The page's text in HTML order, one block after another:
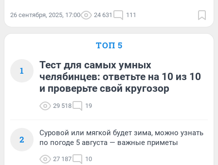
26 сентября, 2025, 17:00 24 631 111
ТОП 5
1
Тест для самых умных
челябинцев: ответьте на 10 из 10
и проверьте свой кругозор
29 518 19
2
Суровой или мягкой будет зима, можно узнать
по погоде 5 августа — важные приметы
27 187 10